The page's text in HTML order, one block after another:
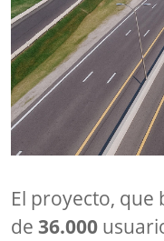
El proyecto, que
de 36.000